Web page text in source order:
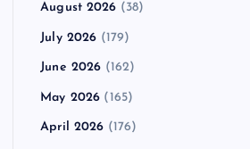
August 2026 (38)
July 2026 (179)
June 2026 (162)
May 2026 (165)
April 2026 (176)